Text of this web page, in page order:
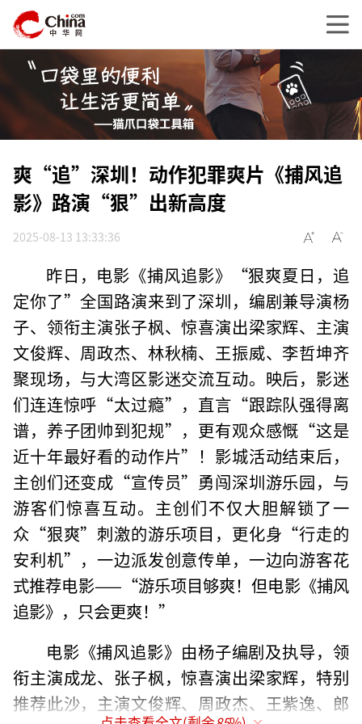
爽“追”深圳！动作犯罪爽片《捕风追
影》路演“狠”出新高度
2025-08-13 13:33:36
昨日，电影《捕风追影》“狠爽夏日，追
定你了”全国路演来到了深圳，编剧兼导演杨
子、领衔主演张子枫、惊喜演出梁家辉、主演
文俊辉、周政杰、林秋楠、王振威、李哲坤齐
聚现场，与大湾区影迷交流互动。映后，影迷
们连连惊呼“太过瘾”，直言“跟踪队强得离
谱，养子团帅到犯规”，更有观众感慨“这是
近十年最好看的动作片”！影城活动结束后，
主创们还变成“宣传员”勇闯深圳游乐园，与
游客们惊喜互动。主创们不仅大胆解锁了一
众“狠爽”刺激的游乐项目，更化身“行走的
安利机”，一边派发创意传单，一边向游客花
式推荐电影——“游乐项目够爽！但电影《捕风
追影》，只会更爽！”
电影《捕风追影》由杨子编剧及执导，领
衔主演成龙、张子枫，惊喜演出梁家辉，特别
推荐此沙，主演文俊辉、周政杰、王紫逸、郎